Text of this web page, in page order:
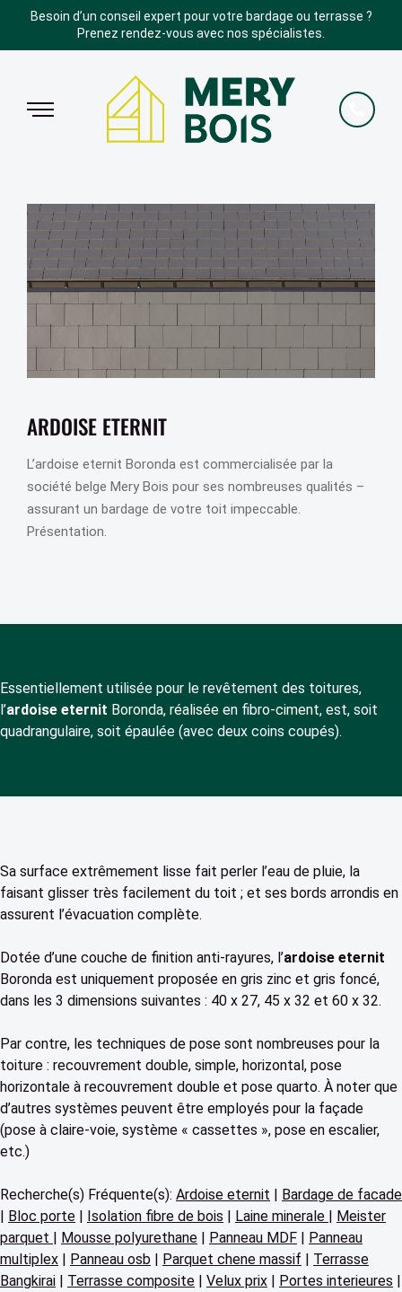
Besoin d’un conseil expert pour votre bardage ou terrasse ?
Prenez rendez-vous avec nos spécialistes.
ARDOISE ETERNIT
L’ardoise eternit Boronda est commercialisée par la
société belge Mery Bois pour ses nombreuses qualités –
assurant un bardage de votre toit impeccable.
Présentation.
Essentiellement utilisée pour le revêtement des toitures,
l’ardoise eternit Boronda, réalisée en fibro-ciment, est, soit
quadrangulaire, soit épaulée (avec deux coins coupés).
Sa surface extrêmement lisse fait perler l’eau de pluie, la
faisant glisser très facilement du toit ; et ses bords arrondis en
assurent l’évacuation complète.
Dotée d’une couche de finition anti-rayures, l’ardoise eternit
Boronda est uniquement proposée en gris zinc et gris foncé,
dans les 3 dimensions suivantes : 40 x 27, 45 x 32 et 60 x 32.
Par contre, les techniques de pose sont nombreuses pour la
toiture : recouvrement double, simple, horizontal, pose
horizontale à recouvrement double et pose quarto. À noter que
d’autres systèmes peuvent être employés pour la façade
(pose à claire-voie, système « cassettes », pose en escalier,
etc.)
Recherche(s) Fréquente(s): Ardoise eternit | Bardage de facade
| Bloc porte | Isolation fibre de bois | Laine minerale | Meister
parquet | Mousse polyurethane | Panneau MDF | Panneau
multiplex | Panneau osb | Parquet chene massif | Terrasse
Bangkirai | Terrasse composite | Velux prix | Portes interieures |